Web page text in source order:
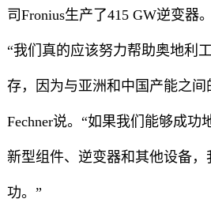
司Fronius生产了415 GW逆变器。
“我们真的应该努力帮助奥地利
存，因为与亚洲和中国产能之间
Fechner说。“如果我们能够成功
新型组件、逆变器和其他设备
功。”